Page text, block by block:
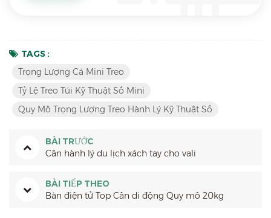
TAGS :
Trọng Lượng Cá Mini Treo
Tỷ Lệ Treo Túi Kỹ Thuật Số Mini
Quy Mô Trọng Lượng Treo Hành Lý Kỹ Thuật Số
BÀI TRƯỚC
Cân hành lý du lịch xách tay cho vali
BÀI TIẾP THEO
Bàn điện tử Top Cân di động Quy mô 20kg